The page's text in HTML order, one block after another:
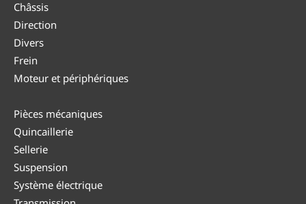
Châssis
Direction
Divers
Frein
Moteur et périphériques
Pièces mécaniques
Quincaillerie
Sellerie
Suspension
Système électrique